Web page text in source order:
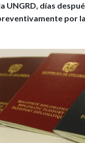
UNGRD, días
por